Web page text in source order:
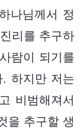
나님께서 정
리를 추구하
람이 되기를
. 하지만 저는
비범해져서
을 추구할 생